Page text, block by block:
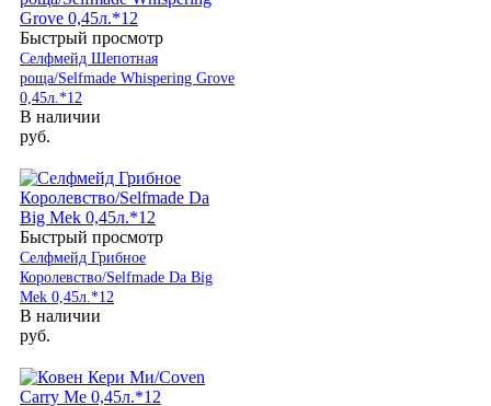
Быстрый просмотр
Селфмейд Шепотная
роща/Selfmade Whispering Grove
0,45л.*12
В наличии
руб.
Быстрый просмотр
Селфмейд Грибное
Королевство/Selfmade Da Big
Mek 0,45л.*12
В наличии
руб.